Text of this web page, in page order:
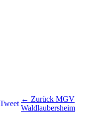
← Zurück
Beitrag:
MGV
Waldlaubersheim